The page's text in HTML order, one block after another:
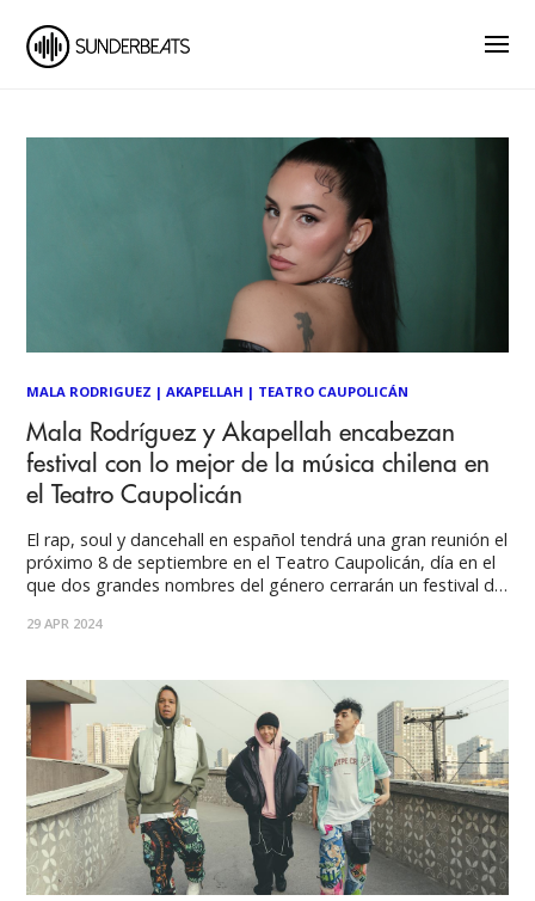
MALA RODRIGUEZ |AKAPELLAH | TEATRO CAUPOLICÁN
Mala Rodríguez y Akapellah encabezan
festival con lo mejor de la música chilena en
el Teatro Caupolicán
El rap, soul y dancehall en español tendrá una gran reunión el
próximo 8 de septiembre en el Teatro Caupolicán, día en el
que dos grandes nombres del género cerrarán un festival de
urbana nacional: Mala Rodríguez y Akapellah. Este festival
29 APR 2024